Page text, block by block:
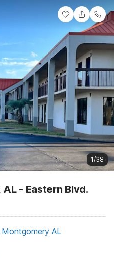
1/38
- Eastern Blvd.
AL